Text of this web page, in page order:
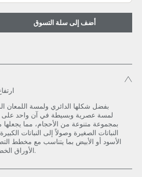
أضف إلى سلة التسوق
ارتفاع 37 سم × قطر
بفضل شكلها الدائري ولمسة اللمعان
لمسة عصرية وبسيطة في آن واحد
بمجموعة متنوعة من الأحجام، مما
النباتات الصغيرة وصولاً إلى النباتات
الأسود أو الأبيض بما يتناسب مع مخطط
الأوراق الخضراء تحتل مركز الصدارة.